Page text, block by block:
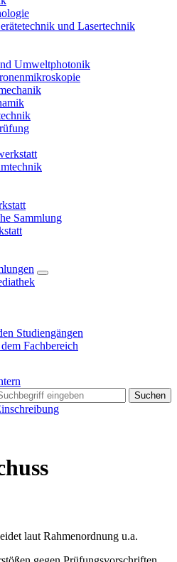
und Lasertechnik
Umweltphotonik
Sammlung
Studiengängen
Fachbereich
Suchen
laut Rahmenordnung u.a.